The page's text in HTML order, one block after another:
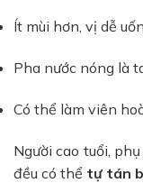
Ít mùi hơn, vị dễ
Pha nước nóng là
Có thể làm viên
Người cao tuổi,
đều có thể tự tán